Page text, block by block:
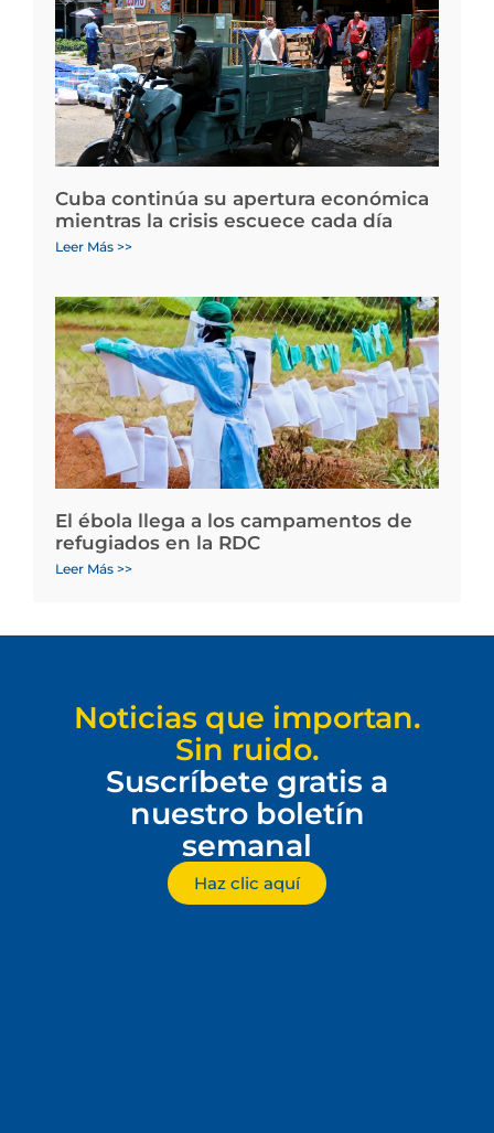
Cuba continúa su apertura económica
mientras la crisis escuece cada día
Leer Más >>
El ébola llega a los campamentos de
refugiados en la RDC
Leer Más >>
Noticias que importan.
Sin ruido.
Suscríbete gratis a
nuestro boletín
semanal
Haz clic aquí